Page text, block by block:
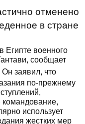
отменено
в стране
Египте военного
сообщает
Он заявил, что
по-прежнему
использует
жестких мер